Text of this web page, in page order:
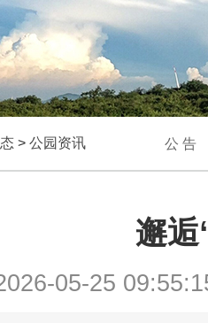
> 公园资讯 公 告
邂逅
05-25